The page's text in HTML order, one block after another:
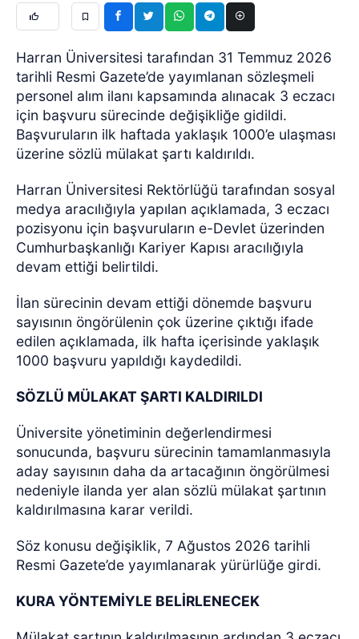
Harran Üniversitesi tarafından 31 Temmuz 2026
tarihli Resmi Gazete’de yayımlanan sözleşmeli
personel alım ilanı kapsamında alınacak 3 eczacı
için başvuru sürecinde değişikliğe gidildi.
Başvuruların ilk haftada yaklaşık 1000’e ulaşması
üzerine sözlü mülakat şartı kaldırıldı.
Harran Üniversitesi Rektörlüğü tarafından sosyal
medya aracılığıyla yapılan açıklamada, 3 eczacı
pozisyonu için başvuruların e-Devlet üzerinden
Cumhurbaşkanlığı Kariyer Kapısı aracılığıyla
devam ettiği belirtildi.
İlan sürecinin devam ettiği dönemde başvuru
sayısının öngörülenin çok üzerine çıktığı ifade
edilen açıklamada, ilk hafta içerisinde yaklaşık
1000 başvuru yapıldığı kaydedildi.
SÖZLÜ MÜLAKAT ŞARTI KALDIRILDI
Üniversite yönetiminin değerlendirmesi
sonucunda, başvuru sürecinin tamamlanmasıyla
aday sayısının daha da artacağının öngörülmesi
nedeniyle ilanda yer alan sözlü mülakat şartının
kaldırılmasına karar verildi.
Söz konusu değişiklik, 7 Ağustos 2026 tarihli
Resmi Gazete’de yayımlanarak yürürlüğe girdi.
KURA YÖNTEMİYLE BELİRLENECEK